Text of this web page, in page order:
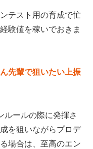
テスト用の育成で忙
験値を稼いでおきま
先輩で狙いたい上振
ルールの際に発揮さ
を狙いながらプロデ
場合は、至高のエン